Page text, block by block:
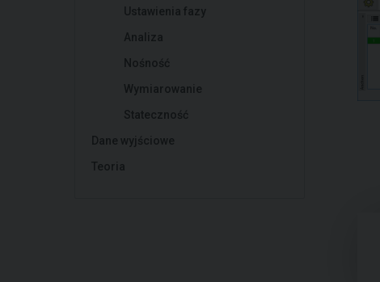
Ustawienia fazy
Analiza
Nośność
Wymiarowanie
Stateczność
Dane wyjściowe
Teoria